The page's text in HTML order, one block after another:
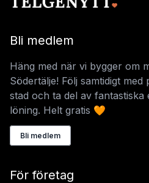
Bli medlem
Häng med när vi bygger om
Södertälje! Följ samtidigt
stad och ta del av fantastiska
löning. Helt gratis 🧡
Bli medlem
För företag